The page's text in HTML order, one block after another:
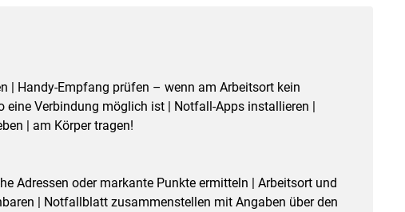
| Handy-Empfang prüfen – wenn am Arbeitsort kein
eine Verbindung möglich ist | Notfall-Apps installieren |
| am Körper tragen!
Adressen oder markante Punkte ermitteln | Arbeitsort und
| Notfallblatt zusammenstellen mit Angaben über den